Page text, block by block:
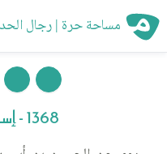
مساحة حرة | رجال
1368 - إسماعيل بن عباد